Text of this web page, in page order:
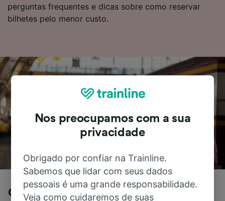
perguntas frequentes e dicas sobre como reservar
bilhetes pelo menor custo.
Ciampino para Roma de trem
Nos preocupamos com a sua
privacidade
Obrigado por confiar na Trainline.
Sabemos que lidar com seus dados
pessoais é uma grande responsabilidade.
Veja como cuidaremos de suas